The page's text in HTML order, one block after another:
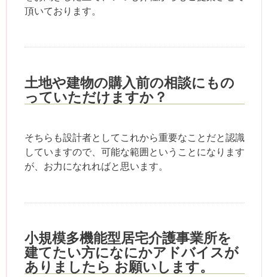
頂いております。
土地や建物の購入前の相談にもの
っていただけますか？
そちらも設計者としてこれから重要なことだと認識
していますので、可能な範囲ということになります
が、お力になれればと思います。
小規模多機能型居宅介護事業所を
建てたい方になにかアドバイスが
ありましたら お願いします。